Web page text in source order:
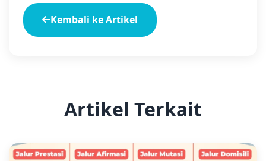
Kembali ke Artikel
Artikel Terkait